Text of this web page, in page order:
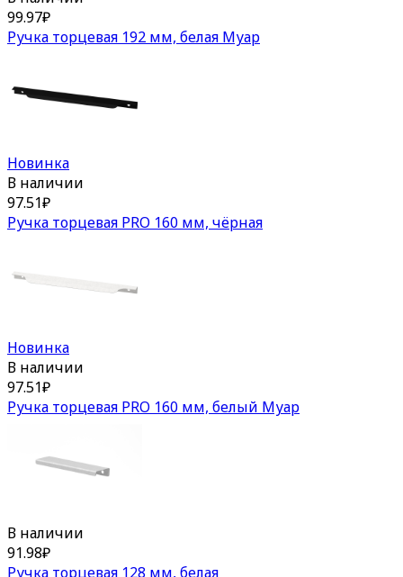
99.97₽
Ручка торцевая 192 мм, белая Муар
Новинка
В наличии
97.51₽
Ручка торцевая PRO 160 мм, чёрная
Новинка
В наличии
97.51₽
Ручка торцевая PRO 160 мм, белый Муар
В наличии
91.98₽
Ручка торцевая 128 мм, белая